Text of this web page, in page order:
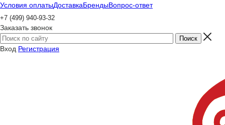
Условия оплатыДоставкаБрендыВопрос-ответ
+7 (499) 940-93-32
Заказать звонок
Вход Регистрация